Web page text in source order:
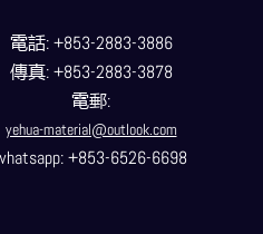
電話: +853-2883-3886
傳真: +853-2883-3878
電郵:
yehua-material@outlook.com
+853-6526-6698